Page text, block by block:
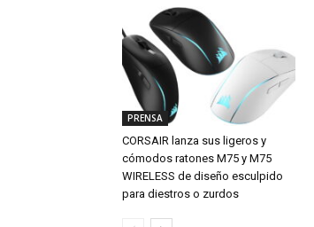
PRENSA
CORSAIR lanza sus ligeros y
cómodos ratones M75 y M75
WIRELESS de diseño esculpido
para diestros o zurdos